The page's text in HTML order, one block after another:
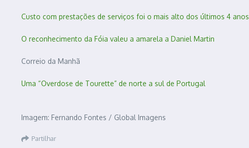
Custo com prestações de serviços foi o mais alto dos últimos 4 anos
O reconhecimento da Fóia valeu a amarela a Daniel Martin
Correio da Manhã
Uma “Overdose de Tourette” de norte a sul de Portugal
Imagem: Fernando Fontes / Global Imagens
Partilhar